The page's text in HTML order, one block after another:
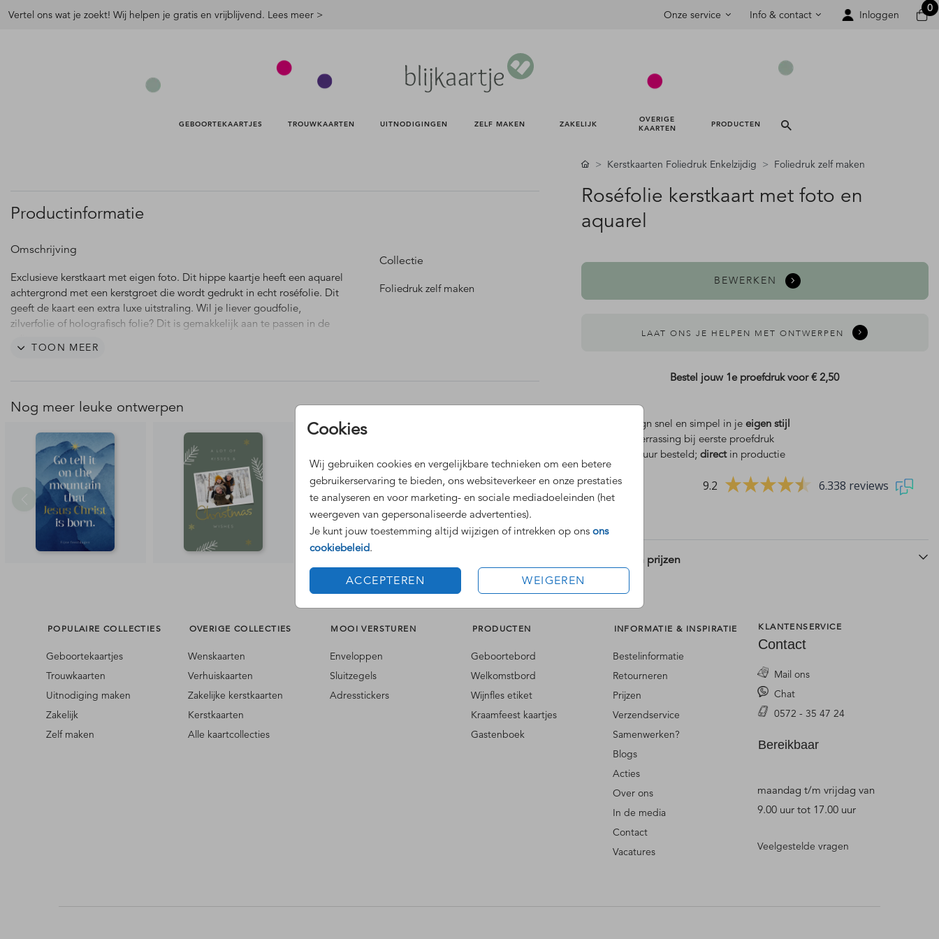
Vertel ons wat je zoekt! Wij helpen je gratis en vrijblijvend. Lees meer > Onze service Info & contact Inloggen
0
GEBOORTEKAARTJES TROUWKAARTEN UITNODIGINGEN ZELF MAKEN ZAKELIJK
OVERIGE
KAARTEN
PRODUCTEN
Cookies
Wij gebruiken cookies en vergelijkbare technieken om een betere
gebruikerservaring te bieden, ons websiteverkeer en onze prestaties
te analyseren en voor marketing- en sociale mediadoeleinden (het
weergeven van gepersonaliseerde advertenties).
Je kunt jouw toestemming altijd wijzigen of intrekken op ons ons
cookiebeleid.
ACCEPTEREN WEIGEREN
Productinformatie
Omschrijving
Exclusieve kerstkaart met eigen foto. Dit hippe kaartje heeft een aquarel
achtergrond met een kerstgroet die wordt gedrukt in echt roséfolie. Dit
geeft de kaart een extra luxe uitstraling. Wil je liever goudfolie,
zilverfolie of holografisch folie? Dit is gemakkelijk aan te passen in de
TOON MEER
Collectie
Foliedruk zelf maken
Nog meer leuke ontwerpen
Kerstkaarten Foliedruk Enkelzijdig Foliedruk zelf maken
Roséfolie kerstkaart met foto en
aquarel
BEWERKEN
LAAT ONS JE HELPEN MET ONTWERPEN
Bestel jouw 1e proefdruk voor€ 2,50
Dit design snel en simpel in je eigen stijl
verrassing bij eerste proefdruk
Voor 18 uur besteld; directin productie
9.2 6.338 reviews
Formaten en prijzen
POPULAIRE COLLECTIES
Geboortekaartjes
Trouwkaarten
Uitnodiging maken
Zakelijk
Zelf maken
OVERIGE COLLECTIES
Wenskaarten
Verhuiskaarten
Zakelijke kerstkaarten
Kerstkaarten
Alle kaartcollecties
MOOI VERSTUREN
Enveloppen
Sluitzegels
Adresstickers
PRODUCTEN
Geboortebord
Welkomstbord
Wijnfles etiket
Kraamfeest kaartjes
Gastenboek
INFORMATIE & INSPIRATIE
Bestelinformatie
Retourneren
Prijzen
Verzendservice
Samenwerken?
Blogs
Acties
Over ons
In de media
Contact
Vacatures
KLANTENSERVICE
Contact
Mail ons
Chat
0572 - 35 47 24
Bereikbaar
maandag t/m vrijdag van
9.00 uur tot 17.00 uur
Veelgestelde vragen